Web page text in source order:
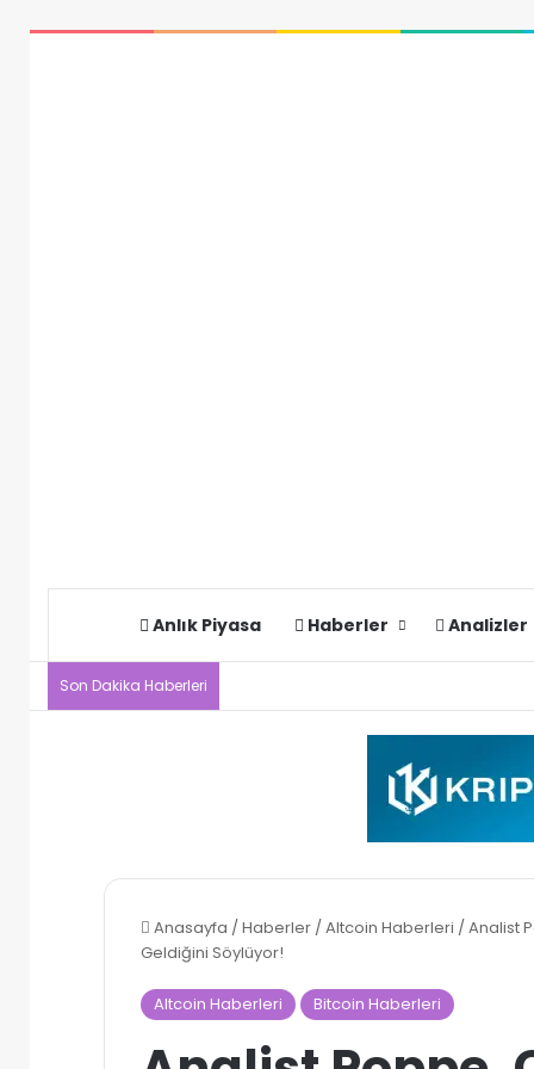
Anlık Piyasa Haberler Analizler
Son Dakika Haberleri
Anasayfa /Haberler /Altcoin Haberleri /Analist
Geldiğini Söylüyor!
Altcoin Haberleri Bitcoin Haberleri